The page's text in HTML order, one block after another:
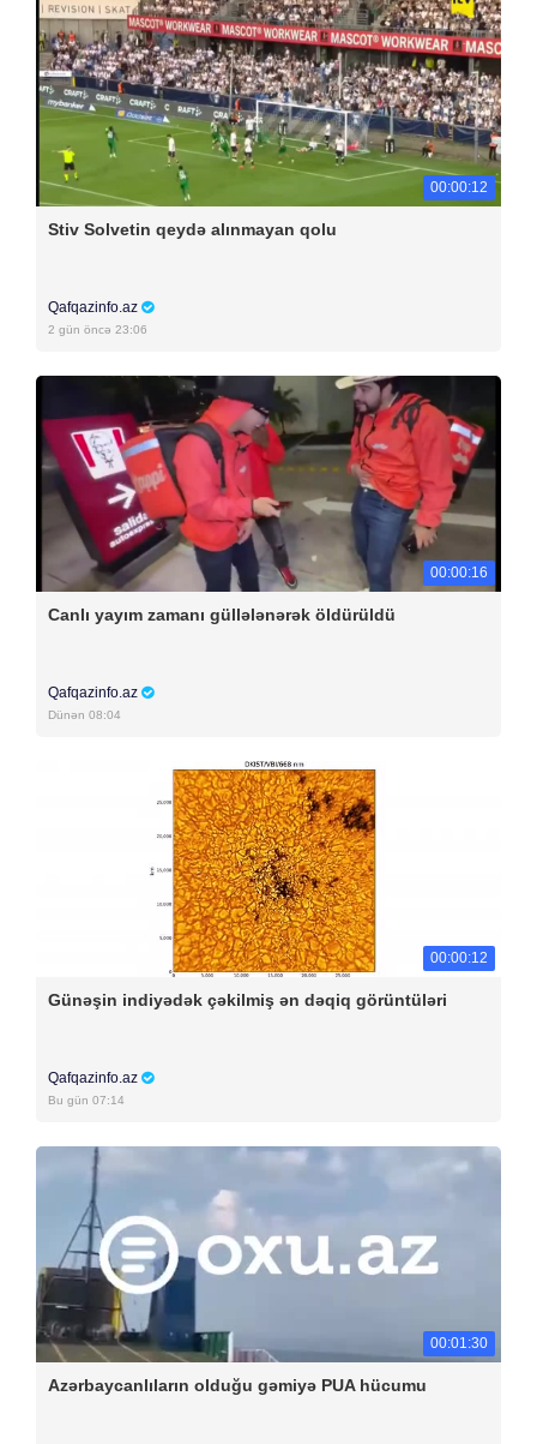
00:00:12
Stiv Solvetin qeydə alınmayan qolu
Qafqazinfo.az
2 gün öncə 23:06
00:00:16
Canlı yayım zamanı güllələnərək öldürüldü
Qafqazinfo.az
Dünən 08:04
00:00:12
Günəşin indiyədək çəkilmiş ən dəqiq görüntüləri
Qafqazinfo.az
Bu gün 07:14
00:01:30
Azərbaycanlıların olduğu gəmiyə PUA hücumu